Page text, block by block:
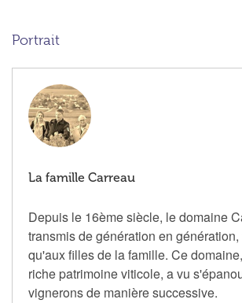
Portrait
La famille Carreau
Depuis le 16ème siècle, le domaine
transmis de génération en
qu'aux filles de la famille. Ce
riche patrimoine viticole, a vu
vignerons de manière successive.